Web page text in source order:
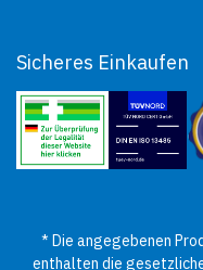
Sicheres Einkaufen
* Die angegebenen
enthalten die